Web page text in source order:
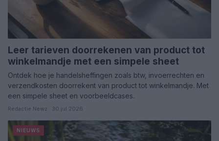
Leer tarieven doorrekenen van product tot
winkelmandje met een simpele sheet
Ontdek hoe je handelsheffingen zoals btw, invoerrechten en
verzendkosten doorrekent van product tot winkelmandje. Met
een simpele sheet en voorbeeldcases.
Redactie Newz · 30 jul 2026
NIEUWS